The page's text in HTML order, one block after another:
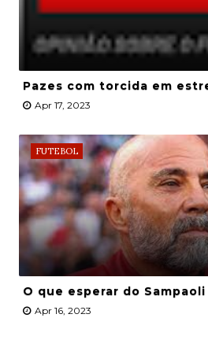
Pazes com torcida em
Apr 17, 2023
FUTEBOL
O que esperar do
Apr 16, 2023